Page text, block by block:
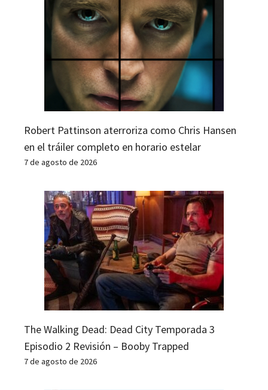
Robert Pattinson aterroriza como Chris Hansen
en el tráiler completo en horario estelar
7 de agosto de 2026
The Walking Dead: Dead City Temporada 3
Episodio 2 Revisión – Booby Trapped
7 de agosto de 2026